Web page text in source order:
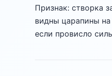
Признак: створка
видны царапины
если провисло